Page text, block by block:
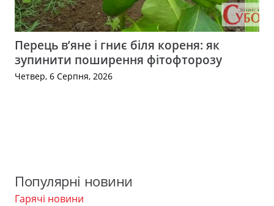
Перець в’яне і гниє біля кореня: як
зупинити поширення фітофторозу
Четвер, 6 Серпня, 2026
Популярні новини
Гарячі новини